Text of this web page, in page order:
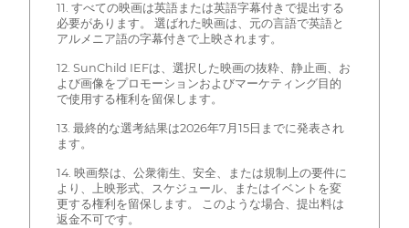
11. すべての映画は英語または英語字幕付きで提出する
必要があります。 選ばれた映画は、元の言語で英語と
アルメニア語の字幕付きで上映されます。
12. SunChild IEFは、選択した映画の抜粋、静止画、お
よび画像をプロモーションおよびマーケティング目的
で使用する権利を留保します。
13. 最終的な選考結果は2026年7月15日までに発表され
ます。
14. 映画祭は、公衆衛生、安全、または規制上の要件に
より、上映形式、スケジュール、またはイベントを変
更する権利を留保します。 このような場合、提出料は
返金不可です。